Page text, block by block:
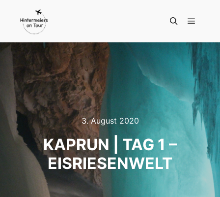
3. August 2020
KAPRUN | TAG 1 –
EISRIESENWELT